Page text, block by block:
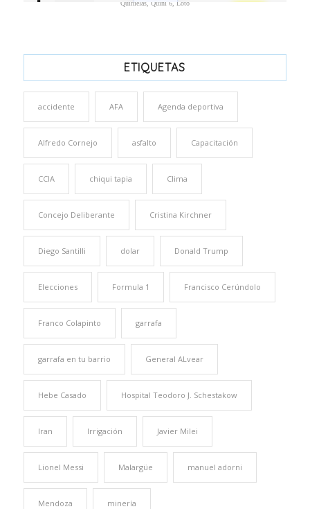
Quinielas, Quini 6, Loto
ETIQUETAS
accidente AFA Agenda deportiva
Alfredo Cornejo asfalto Capacitación
CCIA chiqui tapia Clima
Concejo Deliberante Cristina Kirchner
Diego Santilli dolar Donald Trump
Elecciones Formula 1 Francisco Cerúndolo
Franco Colapinto garrafa
garrafa en tu barrio General ALvear
Hebe Casado Hospital Teodoro J. Schestakow
Iran Irrigación Javier Milei
Lionel Messi Malargüe manuel adorni
Mendoza minería